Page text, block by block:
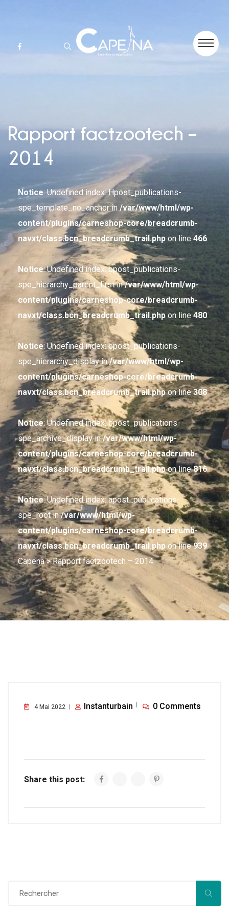
Rapport factzootech –
2014
Notice: Undefined index: Hpost_publications-
spe_template_no_anchor in/var/www/html/wp-
content/plugins/carneshop-core/breadcrumb-
navxt/class.bcn_breadcrumb_trail.php on line 466
Notice: Undefined index: bpost_publications-
spe_hierarchy_parent_first in/var/www/html/wp-
content/plugins/carneshop-core/breadcrumb-
navxt/class.bcn_breadcrumb_trail.php on line480
Notice: Undefined index: bpost_publications-
spe_hierarchy_display in/var/www/html/wp-
content/plugins/carneshop-core/breadcrumb-
navxt/class.bcn_breadcrumb_trail.phpon line308
Notice: Undefined index: bpost_publications-
spe_archive_display in/var/www/html/wp-
content/plugins/carneshop-core/breadcrumb-
navxt/class.bcn_breadcrumb_trail.phpon line816
Notice: Undefined index: apost_publications-
spe_root in/var/www/html/wp-
content/plugins/carneshop-core/breadcrumb-
navxt/class.bcn_breadcrumb_trail.php on line939
Capena> Rapport factzootech – 2014
4 Mai 2022 Instanturbain 0 Comments
Share this post: